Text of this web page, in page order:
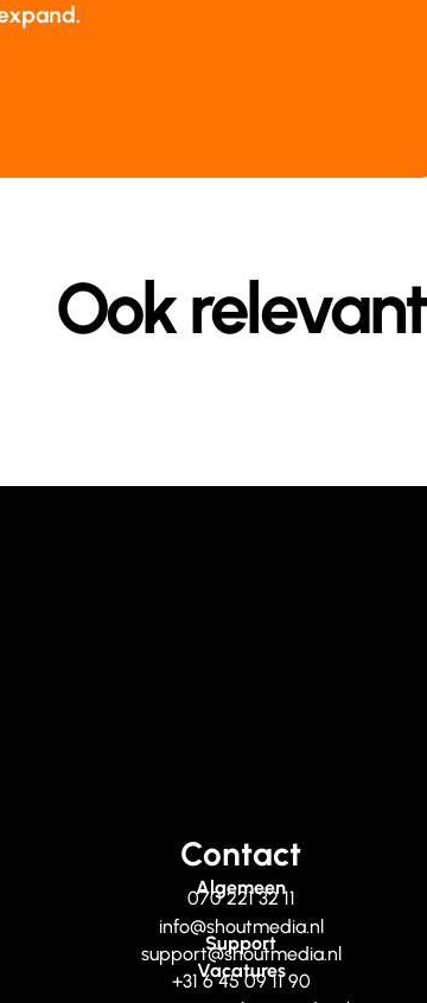
Ook relevant
Contact
Algemeen
070 221 32 11
info@shoutmedia.nl
Support
support@shoutmedia.nl
Vacatures
+31 6 45 09 11 90